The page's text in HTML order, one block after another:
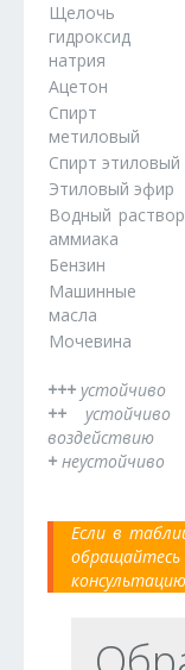
Щелочь
гидроксид
натрия
Ацетон
Спирт
метиловый
Спирт этиловый
Этиловый эфир
Водный раствор
аммиака
Бензин
Машинные
масла
Мочевина
+++ устойчиво
++
воздействию
+ неустойчиво
Если в